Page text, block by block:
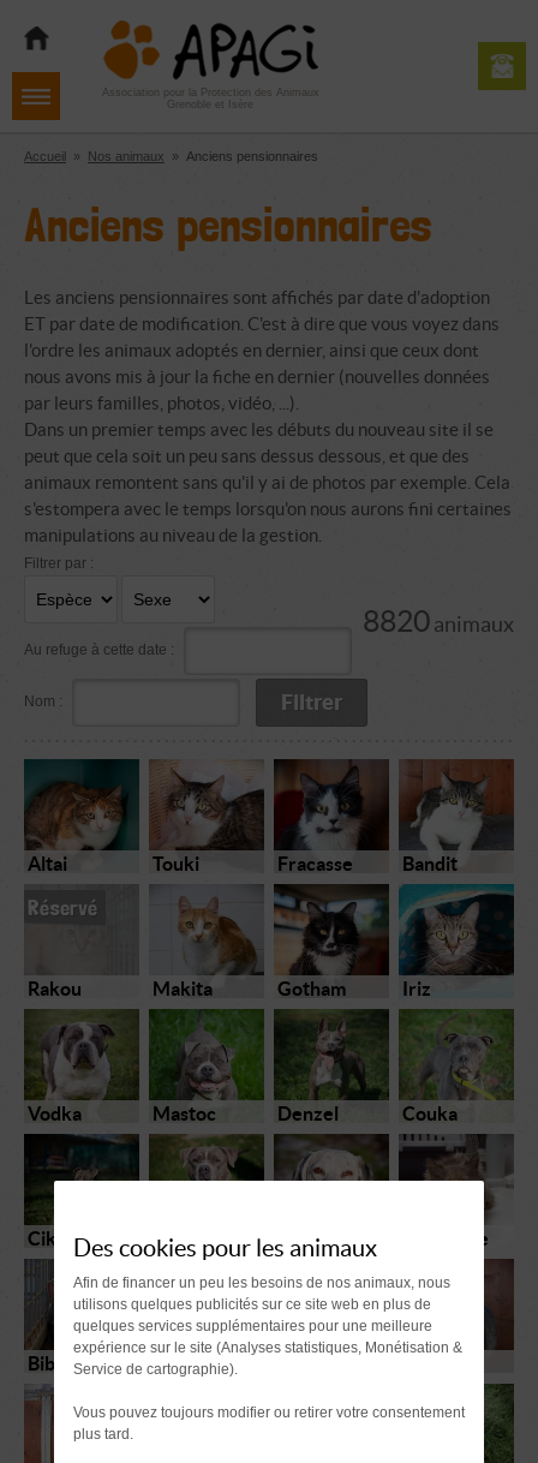
navigation
contenu
Aller
pied
de
Association pour la Protection des Animaux
Grenoble et Isère
Accueil » Nos animaux » Anciens pensionnaires
Anciens pensionnaires
Les anciens pensionnaires sont affichés par date d'adoption
ET par date de modification. C'est à dire que vous voyez dans
l'ordre les animaux adoptés en dernier, ainsi que ceux dont
nous avons mis à jour la fiche en dernier (nouvelles données
par leurs familles, photos, vidéo, ...).
Dans un premier temps avec les débuts du nouveau site il se
peut que cela soit un peu sans dessus dessous, et que des
animaux remontent sans qu'il y ai de photos par exemple. Cela
s'estompera avec le temps lorsqu'on nous aurons fini certaines
manipulations au niveau de la gestion.
Filtrer par :
Au refuge à cette date :
Nom :
8820animaux
Altai Touki Fracasse Bandit
Rakou
Réservé
Makita Gotham Iriz
Vodka Mastoc Denzel Couka
Ciko Atlas Hermione
Bibou Kumquat
Réservé
Des cookies pour les animaux
Afin de financer un peu les besoins de nos animaux, nous
utilisons quelques publicités sur ce site web en plus de
quelques services supplémentaires pour une meilleure
expérience sur le site (Analyses statistiques, Monétisation &
Service de cartographie).
Vous pouvez toujours modifier ou retirer votre consentement
plus tard.